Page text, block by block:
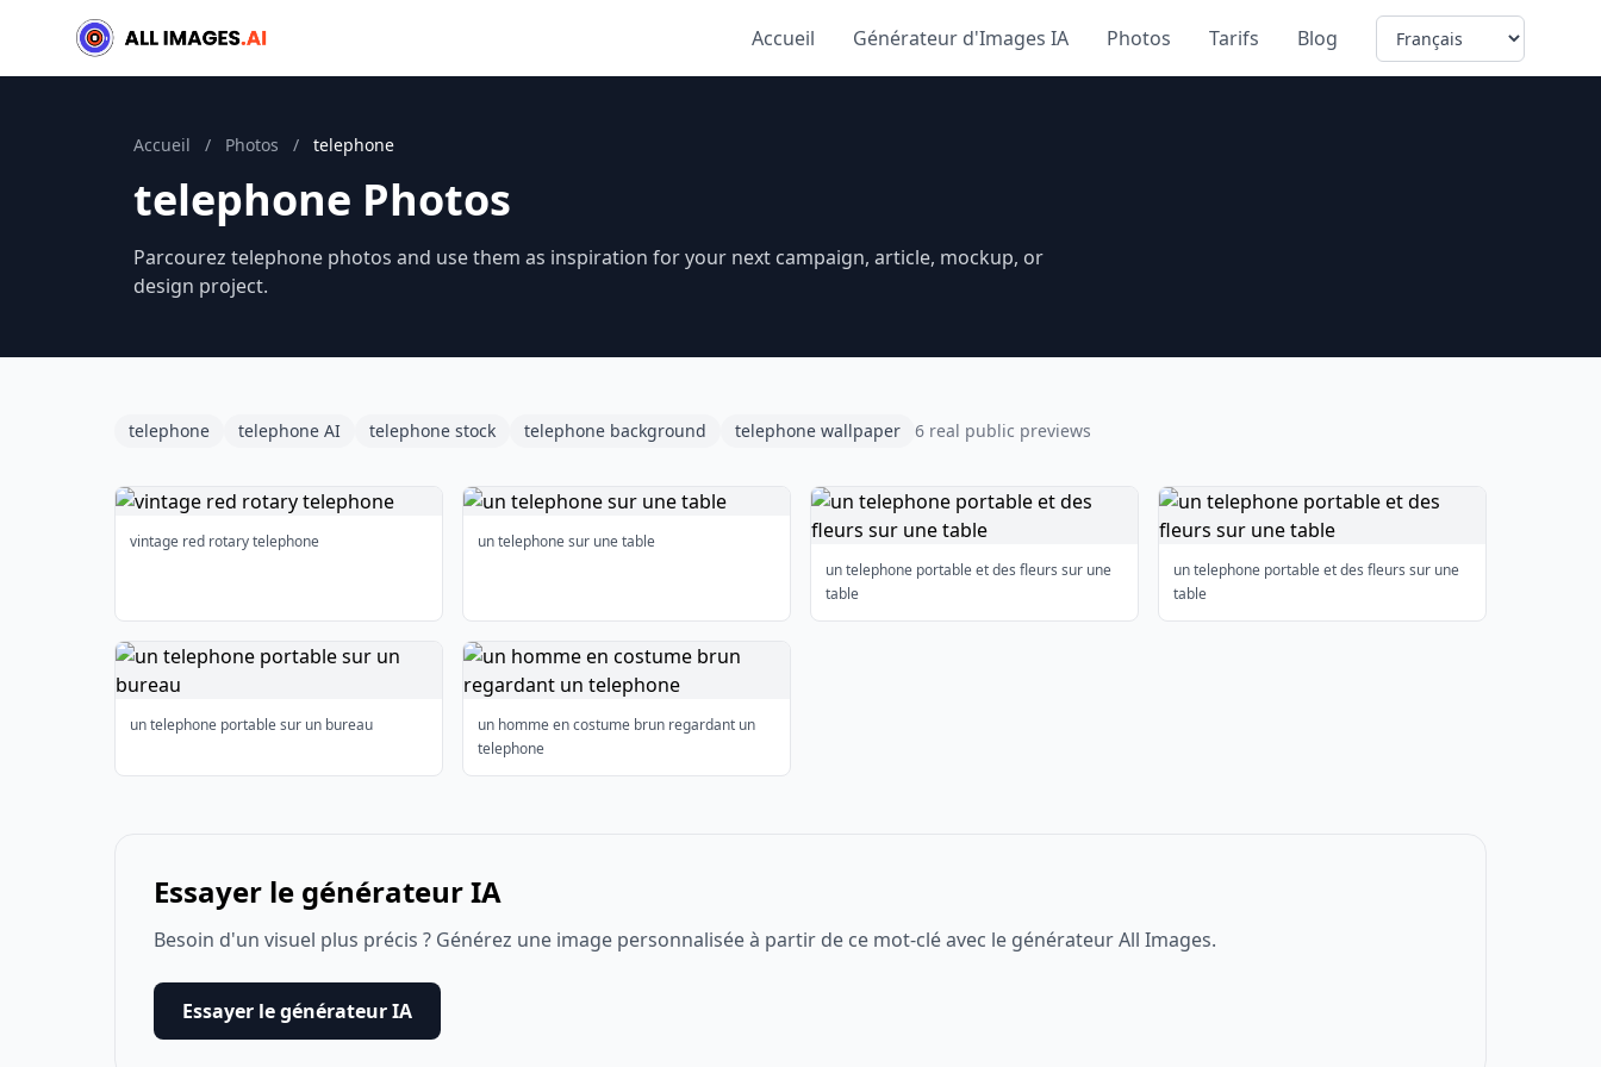
Accueil Générateur d'Images IA Photos Tarifs Blog Language
Accueil / Photos / telephone
telephone Photos
Parcourez telephone photos and use them as inspiration for your next campaign, article, mockup, or
design project.
telephone telephone AI telephone stock telephone background telephone wallpaper 6 real public previews
vintage red rotary telephone
un telephone sur une table
un telephone portable et des fleurs sur une
table
un telephone portable et des fleurs sur une
table
un telephone portable sur un bureau
un homme en costume brun regardant un
telephone
Essayer le générateur IA
Besoin d'un visuel plus précis ? Générez une image personnalisée à partir de ce mot-clé avec le générateur All Images.
Essayer le générateur IA